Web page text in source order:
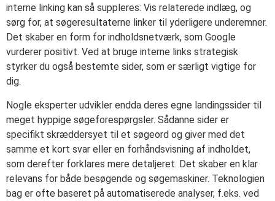
interne linking kan så suppleres: Vis relaterede indlæg, og
sørg for, at søgeresultaterne linker til yderligere underemner.
Det skaber en form for indholdsnetværk, som Google
vurderer positivt. Ved at bruge interne links strategisk
styrker du også bestemte sider, som er særligt vigtige for
dig.
Nogle eksperter udvikler endda deres egne landingssider til
meget hyppige søgeforespørgsler. Sådanne sider er
specifikt skræddersyet til et søgeord og giver med det
samme et kort svar eller en forhåndsvisning af indholdet,
som derefter forklares mere detaljeret. Det skaber en klar
relevans for både besøgende og søgemaskiner. Teknologien
bag er ofte baseret på automatiserede analyser, f.eks. ved